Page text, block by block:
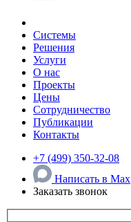
Системы
Решения
Услуги
О нас
Проекты
Цены
Сотрудничество
Публикации
Контакты
+7 (499) 350-32-08
Написать в Max
Заказать звонок